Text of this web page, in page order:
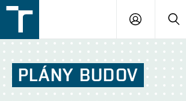
v
Brně
PŘIHLÁŠENÍ
PLÁNY BUDOV